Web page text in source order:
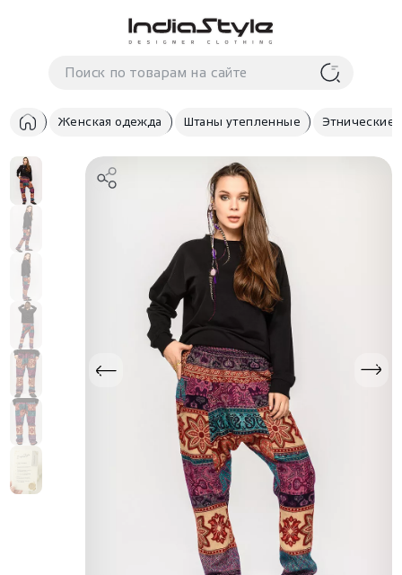
Корзина
В корзиненеттоваров
Корзина покупок пуста..
Женская одежда Штаны утепленные Этнические